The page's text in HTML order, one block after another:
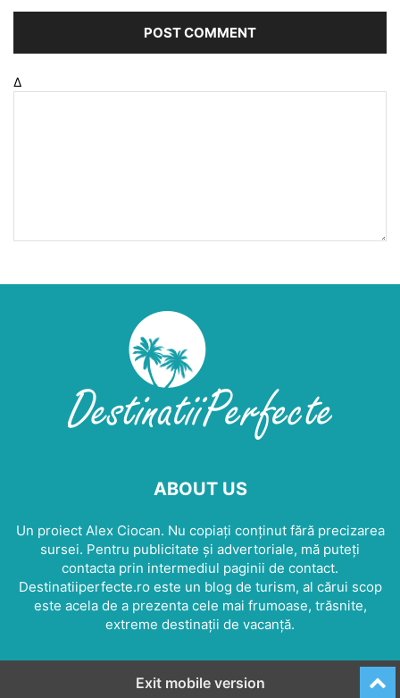
Δ
ABOUT US
Un proiect Alex Ciocan. Nu copiați conținut fără precizarea
sursei. Pentru publicitate și advertoriale, mă puteți
contacta prin intermediul paginii de contact.
Destinatiiperfecte.ro este un blog de turism, al cărui scop
este acela de a prezenta cele mai frumoase, trăsnite,
extreme destinații de vacanță.
Exit mobile version